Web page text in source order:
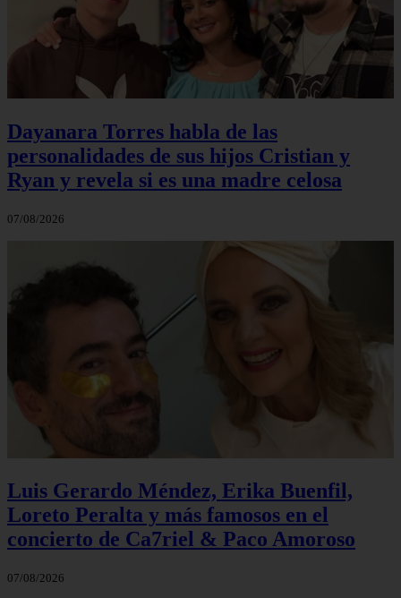
Dayanara Torres habla de las
personalidades de sus hijos Cristian y
Ryan y revela si es una madre celosa
07/08/2026
Luis Gerardo Méndez, Erika Buenfil,
Loreto Peralta y más famosos en el
concierto de Ca7riel & Paco Amoroso
07/08/2026